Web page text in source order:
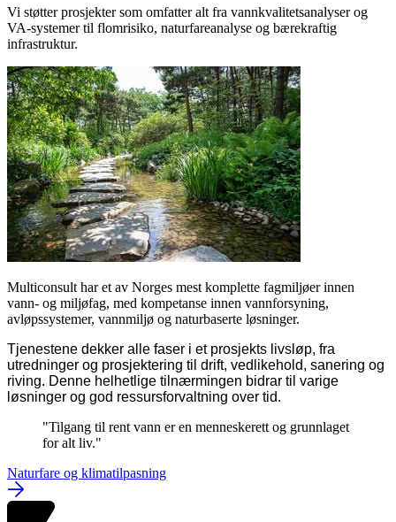
Vi støtter prosjekter som omfatter alt fra vannkvalitetsanalyser og
VA-systemer til flomrisiko, naturfareanalyse og bærekraftig
infrastruktur.
Multiconsult har et av Norges mest komplette fagmiljøer innen
vann- og miljøfag, med kompetanse innen vannforsyning,
avløpssystemer, vannmiljø og naturbaserte løsninger.
Tjenestene dekker alle faser i et prosjekts livsløp, fra
utredninger og prosjektering til drift, vedlikehold, sanering og
riving. Denne helhetlige tilnærmingen bidrar til varige
løsninger og god ressursforvaltning over tid.
"Tilgang til rent vann er en menneskerett og grunnlaget
for alt liv."
Naturfare og klimatilpasning